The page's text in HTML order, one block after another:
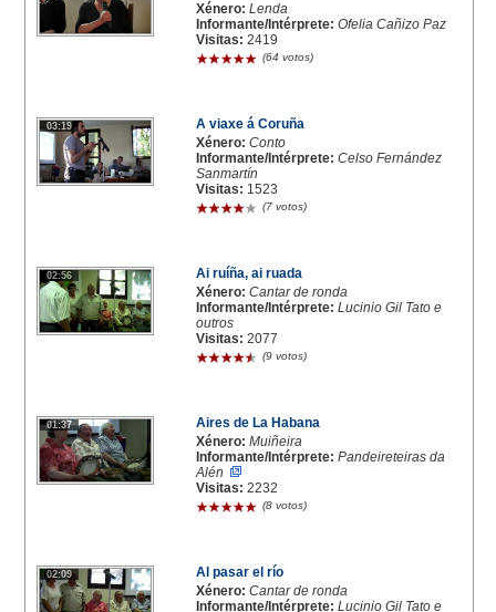
Xénero: Lenda
Informante/Intérprete: Ofelia Cañizo Paz
Visitas: 2419
(64 votos)
03:19
A viaxe á Coruña
Xénero: Conto
Informante/Intérprete: Celso Fernández
Sanmartín
Visitas: 1523
(7 votos)
02:56
Ai ruíña, ai ruada
Xénero: Cantar de ronda
Informante/Intérprete: Lucinio Gil Tato e
outros
Visitas: 2077
(9 votos)
01:37
Aires de La Habana
Xénero: Muiñeira
Informante/Intérprete: Pandeireteiras da
Alén
Visitas: 2232
(8 votos)
02:09
Al pasar el río
Xénero: Cantar de ronda
Informante/Intérprete: Lucinio Gil Tato e